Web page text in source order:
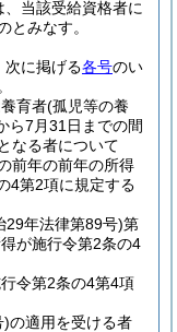
当該受給資格者に
とみなす。
次に掲げる各号のい
育者(孤児等の養
ら7月31日までの間
なる者について
前年の前年の所得
4第2項に規定する
29年法律第89号)第
が施行令第2条の4
令第2条の4第4項
)の適用を受ける者